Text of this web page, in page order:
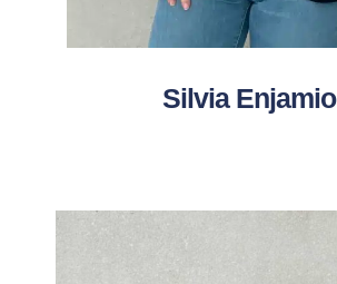
Silvia Enjamio